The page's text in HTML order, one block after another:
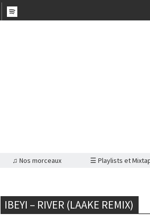
♫ Nos morceaux ☰ Playlists et
IBEYI – RIVER (LAAKE REMIX)